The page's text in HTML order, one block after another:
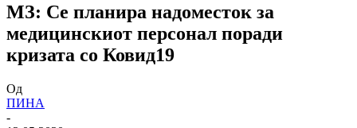
МЗ: Се планира надоместок за
медицинскиот персонал поради
кризата со Ковид19
Од
ПИНА
-